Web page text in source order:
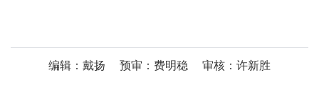
编辑：戴扬 预审：费明稳 审核：许新胜